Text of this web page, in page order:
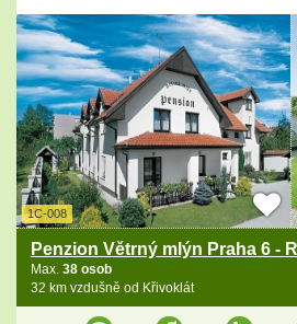
1C-008
Penzion Větrný mlýn Praha 6 -
Max. 38 osob
32 km vzdušně od Křivoklát